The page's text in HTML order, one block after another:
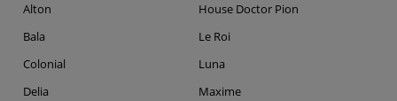
Alton
Bala
Colonial
Delia
House Doctor Pion
Le Roi
Luna
Maxime